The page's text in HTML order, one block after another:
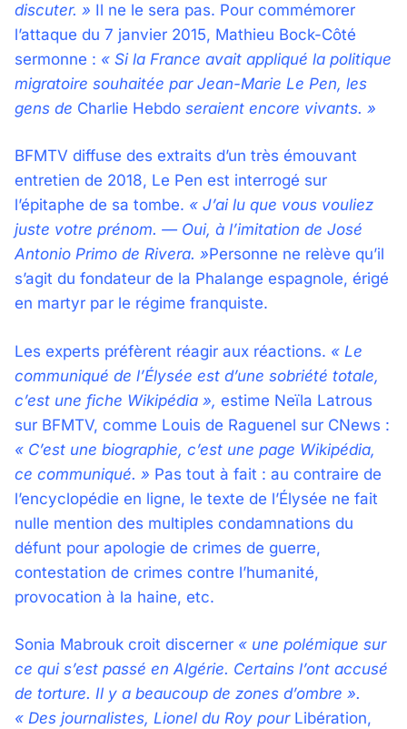
discuter. » Il ne le sera pas. Pour commémorer
l’attaque du 7 janvier 2015, Mathieu Bock-Côté
sermonne : « Si la France avait appliqué la politique
migratoire souhaitée par Jean-Marie Le Pen, les
gens de Charlie Hebdo seraient encore vivants. »
BFMTV diffuse des extraits d’un très émouvant
entretien de 2018, Le Pen est interrogé sur
l’épitaphe de sa tombe. « J’ai lu que vous vouliez
juste votre prénom. — Oui, à l’imitation de José
Antonio Primo de Rivera. »Personne ne relève qu’il
s’agit du fondateur de la Phalange espagnole, érigé
en martyr par le régime franquiste.
Les experts préfèrent réagir aux réactions. « Le
communiqué de l’Élysée est d’une sobriété totale,
c’est une fiche Wikipédia », estime Neïla Latrous
sur BFMTV, comme Louis de Raguenel sur CNews :
« C’est une biographie, c’est une page Wikipédia,
ce communiqué. » Pas tout à fait : au contraire de
l’encyclopédie en ligne, le texte de l’Élysée ne fait
nulle mention des multiples condamnations du
défunt pour apologie de crimes de guerre,
contestation de crimes contre l’humanité,
provocation à la haine, etc.
Sonia Mabrouk croit discerner « une polémique sur
ce qui s’est passé en Algérie. Certains l’ont accusé
de torture. Il y a beaucoup de zones d’ombre ».
« Des journalistes, Lionel du Roy pourLibération,